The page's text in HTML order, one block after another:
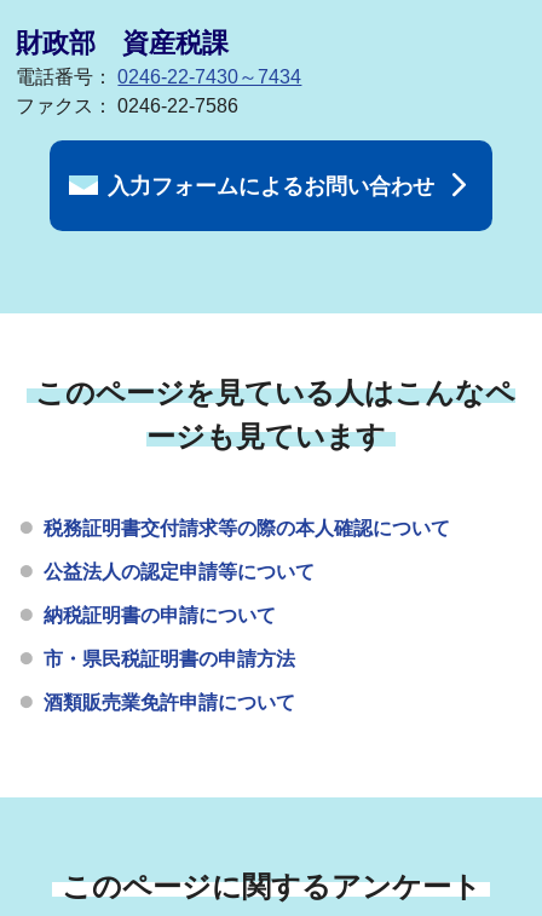
財政部 資産税課
電話番号：0246-22-7430～7434
ファクス： 0246-22-7586
入力フォームによるお問い合わせ
このページを見ている人はこんなペ
ージも見ています
税務証明書交付請求等の際の本人確認について
公益法人の認定申請等について
納税証明書の申請について
市・県民税証明書の申請方法
酒類販売業免許申請について
このページに関するアンケート